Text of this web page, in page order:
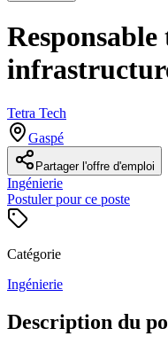
Tetra Tech
Gaspé
Partager l'offre d'emploi
Ingénierie
Postuler pour ce poste
Catégorie
Ingénierie
Description du